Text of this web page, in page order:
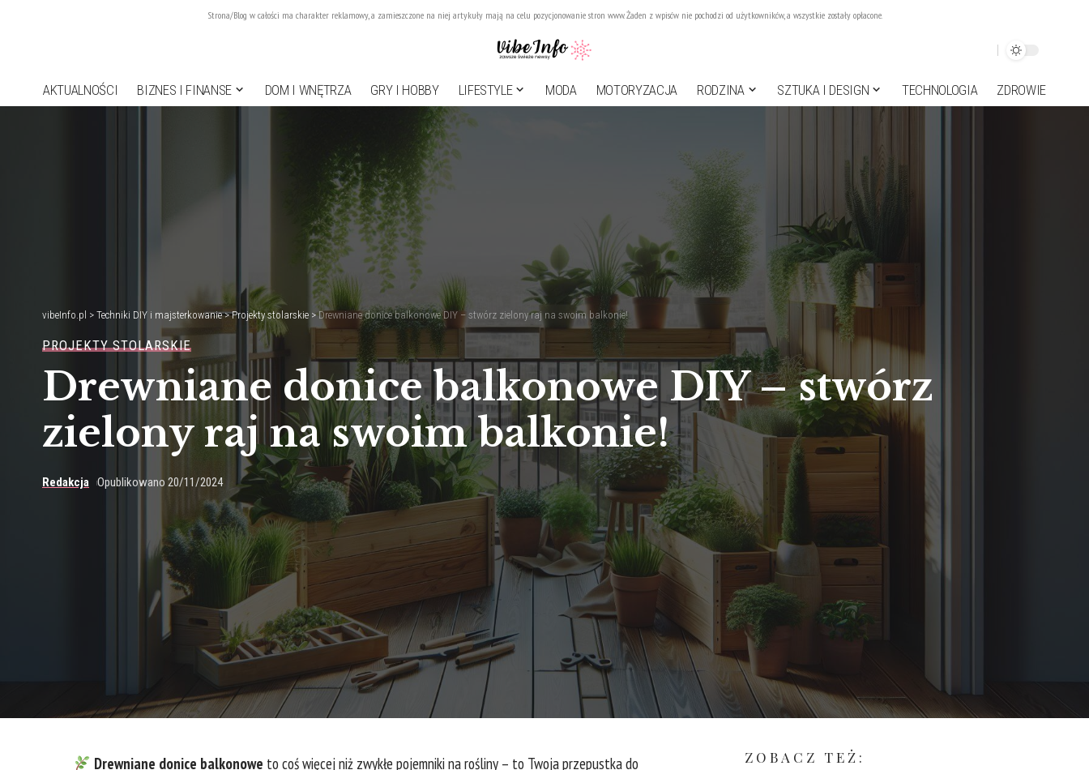
Strona/Blog w całości ma charakter reklamowy, a zamieszczone na niej artykuły mają na celu pozycjonowanie stron www. Żaden z wpisów nie pochodzi od użytkowników, a wszystkie zostały opłacone.
AKTUALNOŚCI BIZNES I FINANSE DOM I WNĘTRZA GRY I HOBBY LIFESTYLE MODA MOTORYZACJA RODZINA SZTUKA I DESIGN TECHNOLOGIA ZDROWIE
vibeInfo.pl > Techniki DIY i majsterkowanie>Projekty stolarskie >Drewniane donice balkonowe DIY – stwórz zielony raj na swoim balkonie!
PROJEKTY STOLARSKIE
Drewniane donice balkonowe DIY – stwórz
zielony raj na swoim balkonie!
Redakcja Opublikowano 20/11/2024
Drewniane donice⁢ balkonowe to coś więcej ​niż​ zwykłe pojemniki ​na​ rośliny – to Twoja przepustka do
ZOBACZ TEŻ: